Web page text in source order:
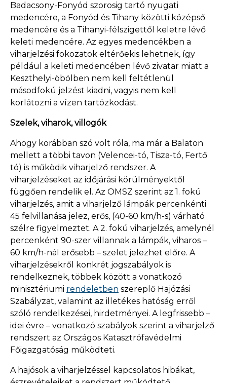
Badacsony-Fonyód szorosig tartó nyugati
medencére, a Fonyód és Tihany közötti középső
medencére és a Tihanyi-félszigettől keletre lévő
keleti medencére. Az egyes medencékben a
viharjelzési fokozatok eltérőekis lehetnek, így
például a keleti medencében lévő zivatar miatt a
Keszthelyi-öbölben nem kell feltétlenül
másodfokú jelzést kiadni, vagyis nem kell
korlátozni a vízen tartózkodást.
Szelek, viharok, villogók
Ahogy korábban szó volt róla, ma már a Balaton
mellett a többi tavon (Velencei-tó, Tisza-tó, Fertő
tó) is működik viharjelző rendszer. A
viharjelzéseket az időjárási körülményektől
függően rendelik el. Az OMSZ szerint az 1. fokú
viharjelzés, amit a viharjelző lámpák percenkénti
45 felvillanása jelez, erős, (40-60 km/h-s) várható
szélre figyelmeztet. A 2. fokú viharjelzés, amelynél
percenként 90-szer villannak a lámpák, viharos –
60 km/h-nál erősebb – szelet jelezhet előre. A
viharjelzésekről konkrét jogszabályok is
rendelkeznek, többek között a vonatkozó
minisztériumi rendeletben szereplő Hajózási
Szabályzat, valamint az illetékes hatóság erről
szóló rendelkezései, hirdetményei. A legfrissebb –
idei évre – vonatkozó szabályok szerint a viharjelző
rendszert az Országos Katasztrófavédelmi
Főigazgatóság működteti.
A hajósok a viharjelzéssel kapcsolatos hibákat,